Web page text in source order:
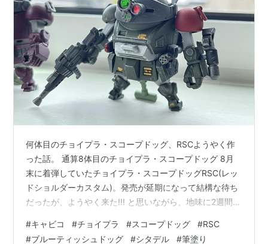
何体目のチョイプラ・スコープドッグ、RSCようやく作
った話。 通算8体目のチョイプラ・スコープドッグ 8月
末に着弾していたチョイプラ・スコープドッグRSC(レッ
ドショルダーカスタム)。発売が延期になって結構な待ち
だったが、ようやく来た!!! と思いながら、地味に2週間放
すでに2週間経ってこの日記に至っている。 基本はチョ
#キャビコ #チョイプラ #スコープドッグ #RSC
#ブルーティッシュドッグ #シタデル #筆塗り